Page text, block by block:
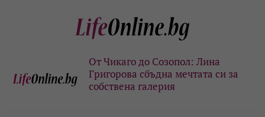
От Чикаго до Созопол: Лина
Григорова сбъдна мечтата си за
собствена галерия